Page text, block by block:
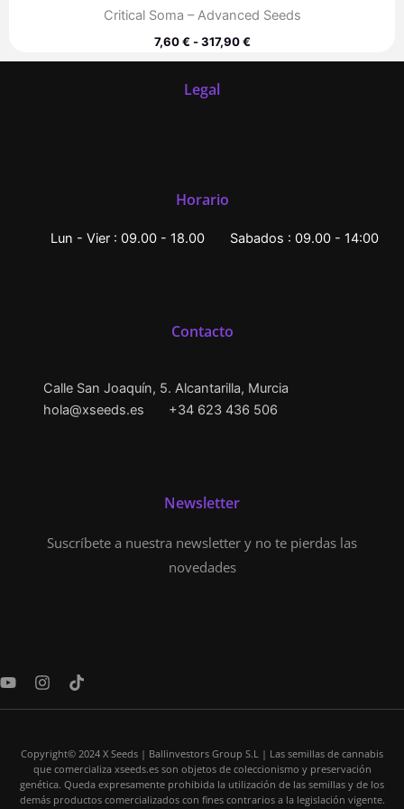
Critical Soma – Advanced Seeds
7,60€ - 317,90€
Legal
Horario
Lun - Vier : 09.00 - 18.00 Sabados : 09.00 - 14:00
Contacto
Calle San Joaquín, 5. Alcantarilla, Murcia
hola@xseeds.es
+34 623 436 506
Newsletter
Suscríbete a nuestra newsletter y no te pierdas las
novedades
Y
u
I
s
g
r
a
T
k
o
k
Copyright© 2024 X Seeds | Ballinvestors Group S.L | Las semillas de cannabis
que comercializa xseeds.es son objetos de coleccionismo y preservación
genética. Queda expresamente prohibida la utilización de las semillas y de los
demás productos comercializados con fines contrarios a la legislación vigente.